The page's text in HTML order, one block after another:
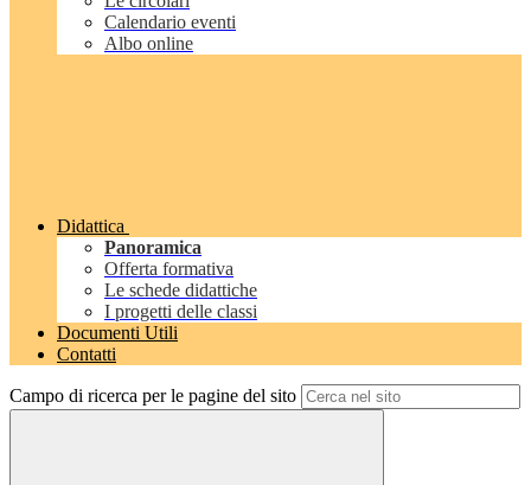
Calendario eventi
Albo online
Didattica
Panoramica
Offerta formativa
Le schede didattiche
I progetti delle classi
Documenti Utili
Contatti
Campo di ricerca per le pagine del sito